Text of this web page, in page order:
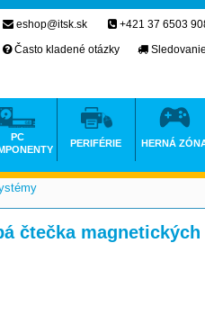
čtečka magnetických
eshop@itsk.sk +421 37 6503
Často kladené otázky
PC
PERIFÉRIE HERNÁ